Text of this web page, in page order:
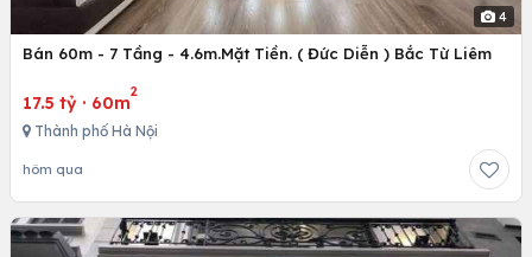
4
Bán 60m - 7 Tầng - 4.6m.Mặt Tiền. ( Đức Diễn ) Bắc Từ Liêm
17.5 tỷ · 60m
2
Thành phố Hà Nội
hôm qua